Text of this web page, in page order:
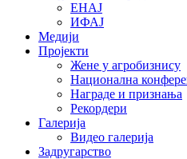
ЕНАЈ
ИФАЈ
Медији
Пројекти
Жене у агробизнису
Национална
Награде и признања
Рекордери
Галерија
Видео галерија
Задругарство